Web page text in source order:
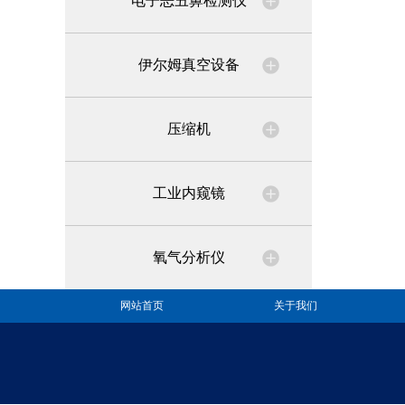
伊尔姆真空设备
压缩机
工业内窥镜
氧气分析仪
网站首页 关于我们